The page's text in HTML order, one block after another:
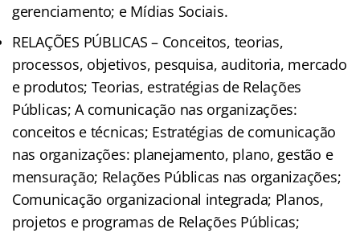
gerenciamento; e Mídias Sociais.
RELAÇÕES PÚBLICAS – Conceitos, teorias,
processos, objetivos, pesquisa, auditoria, mercado
e produtos; Teorias, estratégias de Relações
Públicas; A comunicação nas organizações:
conceitos e técnicas; Estratégias de comunicação
nas organizações: planejamento, plano, gestão e
mensuração; Relações Públicas nas organizações;
Comunicação organizacional integrada; Planos,
projetos e programas de Relações Públicas;